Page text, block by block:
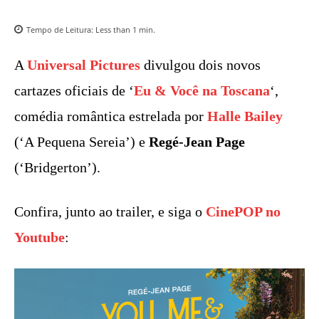
Tempo de Leitura: Less than 1 min.
A Universal Pictures divulgou dois novos
cartazes oficiais de ‘Eu & Você na Toscana‘,
comédia romântica estrelada por Halle Bailey
(‘A Pequena Sereia’) e Regé-Jean Page
(‘Bridgerton’).
Confira, junto ao trailer, e siga o CinePOP no
Youtube: